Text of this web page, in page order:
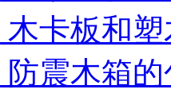
木卡板和
防震木箱